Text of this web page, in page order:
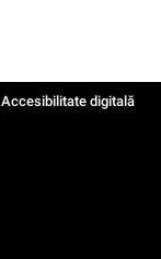
Accesibilitate digitală